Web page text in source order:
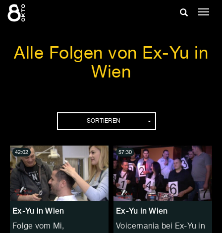
Zum
Inhalt
Suche
Alle Folgen von Ex-Yu in
Wien
SORTIEREN
Ex-Yu in Wien
Folge vom Mi,
42:02
Ex-Yu in Wien
Voicemania bei Ex-Yu in
57:30